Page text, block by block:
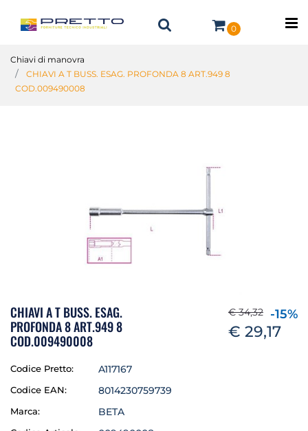
0
Chiavi di manovra
CHIAVI A T BUSS. ESAG. PROFONDA 8 ART.949 8
COD.009490008
CHIAVI A T BUSS. ESAG.
PROFONDA 8 ART.949 8
COD.009490008
€ 34,32 -15%
€ 29,17
Codice Pretto: A117167
Codice EAN: 8014230759739
Marca: BETA